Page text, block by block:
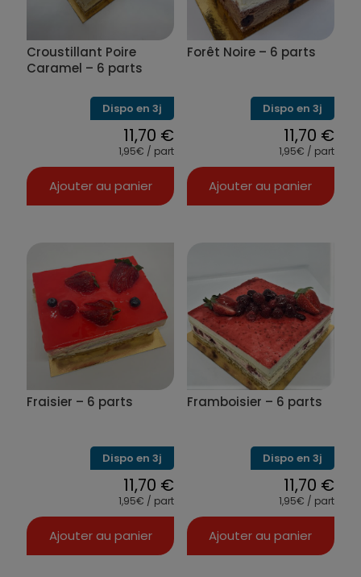
Croustillant Poire
Caramel – 6 parts
Dispo en 3j
11,70 €
1,95€ / part
Ajouter au panier
Forêt Noire – 6 parts
Dispo en 3j
11,70 €
1,95€ / part
Ajouter au panier
Fraisier – 6 parts
Dispo en 3j
11,70 €
1,95€ / part
Ajouter au panier
Framboisier – 6 parts
Dispo en 3j
11,70 €
1,95€ / part
Ajouter au panier